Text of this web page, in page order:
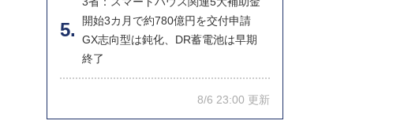
開始3カ月で約780億円を交付申請
GX志向型は鈍化、DR蓄電池は早期
終了
8/6 23:00 更新